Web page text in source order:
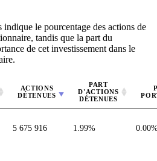
indique le pourcentage des actions de
tandis que la part du
de cet investissement dans le
ACTIONS
DÉTENUES
PART
D'ACTIONS
DÉTENUES
5 675 916 1.99%